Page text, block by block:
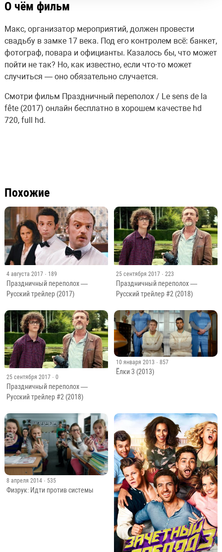
О чём фильм
Макс, организатор мероприятий, должен провести
свадьбу в замке 17 века. Под его контролем всё: банкет,
фотограф, повара и официанты. Казалось бы, что может
пойти не так? Но, как известно, если что-то может
случиться — оно обязательно случается.
Смотри фильм Праздничный переполох / Le sens de la
fête (2017) онлайн бесплатно в хорошем качестве hd
720, full hd.
Похожие
4 августа 2017 · 189
Праздничный переполох —
Русский трейлер (2017)
25 сентября 2017 · 223
Праздничный переполох —
Русский трейлер #2 (2018)
25 сентября 2017 · 0
Праздничный переполох —
Русский трейлер #2 (2018)
10 января 2013 · 857
Ёлки 3 (2013)
8 апреля 2014 · 535
Физрук: Идти против системы